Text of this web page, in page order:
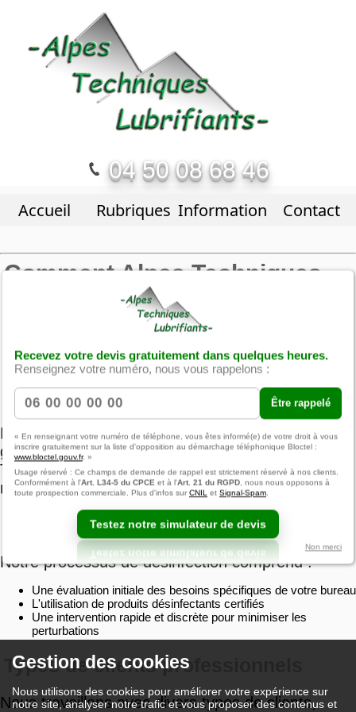
Gestion des cookies
Nous utilisons des cookies pour améliorer votre expérience sur
notre site, analyser notre trafic et vous proposer des contenus et
04 50 08 68 46
Recevez votre devis gratuitement dans quelques heures.
Renseignez votre numéro, nous vous rappelons :
Être rappelé
« En renseignant votre numéro de téléphone, vous êtes informé(e) de votre droit à vous
inscrire gratuitement sur la liste d'opposition au démarchage téléphonique Bloctel :
www.bloctel.gouv.fr. »
Usage réservé : Ce champs de demande de rappel est strictement réservé à nos clients.
Conformément à l'Art. L34-5 du CPCE et à l'Art. 21 du RGPD , nous nous opposons à
toute prospection commerciale. Plus d'infos sur CNIL et Signal-Spam
Testez notre simulateur de devis
Non merci
Accueil Rubriques Informations Contact
Comment Alpes Techniques
Lubrifiants assure-t-elle la
désinfection des bureaux à
Saint-Étienne ?
Introduction
La désinfection des bureaux est essentielle pour
garantir un environnement de travail sain. Alpes
Techniques Lubrifiants propose des solutions sur
mesure à Saint-Étienne.
Processus de désinfection
Notre processus de désinfection comprend :
Une évaluation initiale des besoins spécifiques de votre bureau
L'utilisation de produits désinfectants certifiés
Une intervention rapide et discrète pour minimiser les
perturbations
Types de clients professionnels
Nous travaillons avec divers types de clients,